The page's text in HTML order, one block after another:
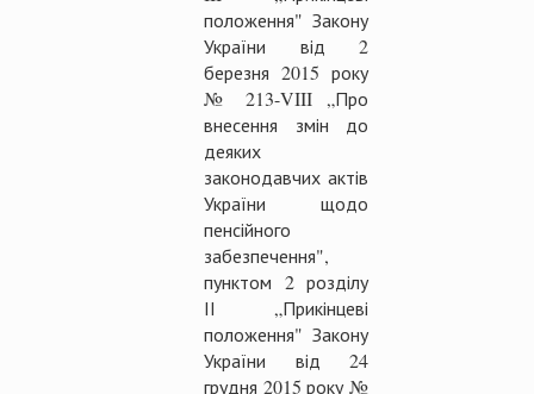
положення" Закону
України від 2
березня 2015 року
№ 213-VIII „Про
внесення змін до
деяких
законодавчих актів
України щодо
пенсійного
забезпечення",
пунктом 2 розділу
ІІ „Прикінцеві
положення" Закону
України від 24
грудня 2015 року №